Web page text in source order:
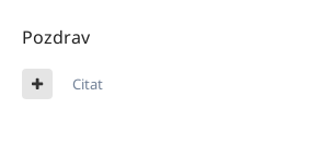
Pozdrav
Citat